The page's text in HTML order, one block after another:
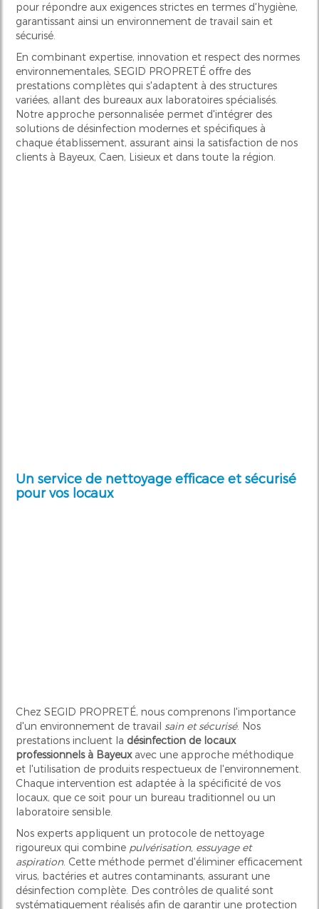
pour répondre aux exigences strictes en termes d'hygiène,
garantissant ainsi un environnement de travail sain et
sécurisé.
En combinant expertise, innovation et respect des normes
environnementales, SEGID PROPRETÉ offre des
prestations complètes qui s'adaptent à des structures
variées, allant des bureaux aux laboratoires spécialisés.
Notre approche personnalisée permet d'intégrer des
solutions de désinfection modernes et spécifiques à
chaque établissement, assurant ainsi la satisfaction de nos
clients à Bayeux, Caen, Lisieux et dans toute la région.
Un service de nettoyage efficace et sécurisé
pour vos locaux
Chez SEGID PROPRETÉ, nous comprenons l'importance
d'un environnement de travail sain et sécurisé. Nos
prestations incluent la désinfection de locaux
professionnels à Bayeuxavec une approche méthodique
et l'utilisation de produits respectueux de l'environnement.
Chaque intervention est adaptée à la spécificité de vos
locaux, que ce soit pour un bureau traditionnel ou un
laboratoire sensible.
Nos experts appliquent un protocole de nettoyage
rigoureux qui combine pulvérisation, essuyage et
aspiration. Cette méthode permet d'éliminer efficacement
virus, bactéries et autres contaminants, assurant une
désinfection complète. Des contrôles de qualité sont
systématiquement réalisés afin de garantir une protection